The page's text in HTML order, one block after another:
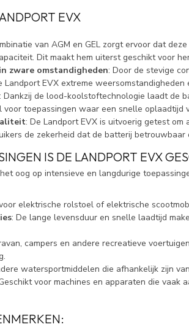
EVX
van AGM en GEL zorgt ervoor dat
Dit maakt hem uiterst geschikt voor
zware omstandigheden: Door de stevige
Landport EVX extreme
: Dankzij de lood-koolstoftechnologie laadt de
toepassingen waar een snelle oplaadtijd
: De Landport EVX is uitvoerig getest
de zekerheid dat de batterij betrouwbaar
IS DE LANDPORT EVX
oog op intensieve en langdurige
elektrische rolstoel of elektrische
: De lange levensduur en snelle laadtijd
campers en andere recreatieve
watersportmiddelen die afhankelijk zijn
voor machines en apparaten die vaak